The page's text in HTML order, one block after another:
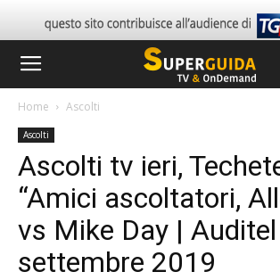
Home Ascolti
Ascolti
Ascolti tv ieri,
“Amici ascoltatori,
vs Mike Day |
settembre 2019